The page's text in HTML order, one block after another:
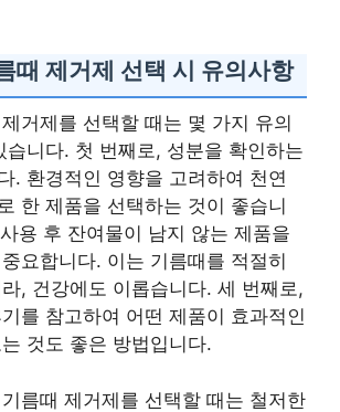
때 제거제 선택 시 유의사항
거제를 선택할 때는 몇 가지 유의
습니다. 첫 번째로, 성분을 확인하는
. 환경적인 영향을 고려하여 천연
한 제품을 선택하는 것이 좋습니
용 후 잔여물이 남지 않는 제품을
요합니다. 이는 기름때를 적절히
, 건강에도 이롭습니다. 세 번째로,
를 참고하여 어떤 제품이 효과적인
것도 좋은 방법입니다.
름때 제거제를 선택할 때는 철저한